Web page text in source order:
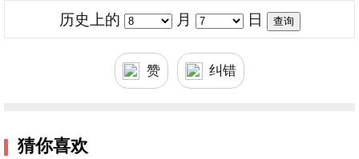
历史上的 月 日
赞 纠错
猜你喜欢